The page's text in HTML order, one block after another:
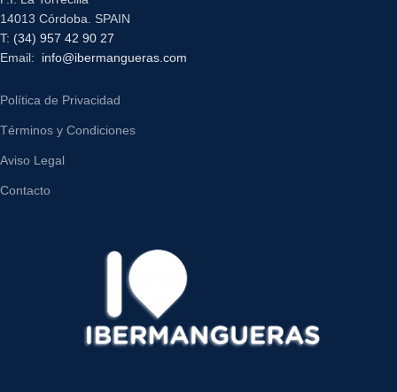
14013 Córdoba. SPAIN
T: (34) 957 42 90 27
Email: info@ibermangueras.com
Política de Privacidad
Términos y Condiciones
Aviso Legal
Contacto